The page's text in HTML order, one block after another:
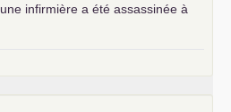
infirmière a été assassinée à